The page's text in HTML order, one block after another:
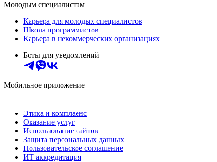
Молодым специалистам
Карьера для молодых специалистов
Школа программистов
Карьера в некоммерческих организациях
Боты для уведомлений
Мобильное приложение
Этика и комплаенс
Оказание услуг
Использование сайтов
Защита персональных данных
Пользовательское соглашение
ИТ аккредитация